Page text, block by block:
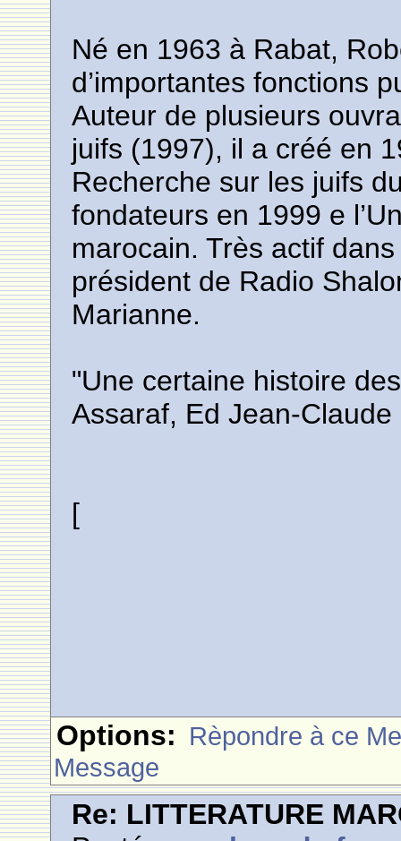
Né en 1963 à Rabat,
d’importantes fonctions
Auteur de plusieurs
juifs (1997), il a créé en
Recherche sur les juifs
fondateurs en 1999 e
marocain. Très actif
président de Radio
Marianne.
"Une certaine histoire
Assaraf, Ed Jean-
[
Options: Rèpondre à ce
Message
Re: LITTERATURE